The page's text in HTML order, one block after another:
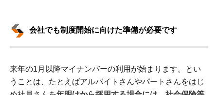
会社でも制度開始に向けた準備が必要です
来年の1月以降マイナンバーの利用が始まります。とい
うことは、たとえばアルバイトさんやパートさんをはじ